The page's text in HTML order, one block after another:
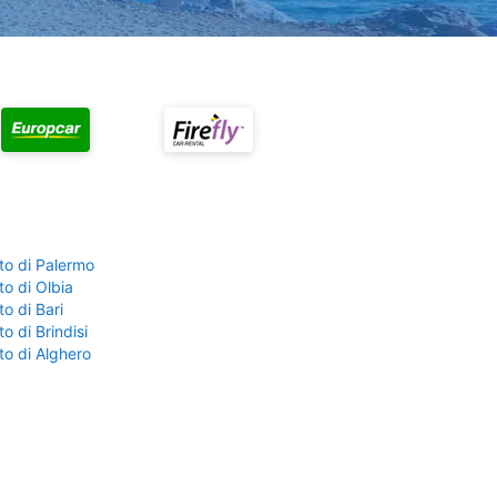
di Palermo
di Olbia
di Bari
di Brindisi
di Alghero